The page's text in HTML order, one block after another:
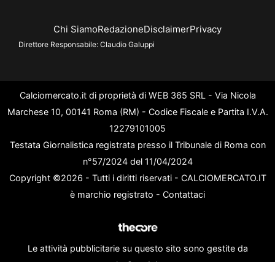
Chi SiamoRedazioneDisclaimerPrivacy
Direttore Responsabile: Claudio Galuppi
Calciomercato.it di proprietà di WEB 365 SRL - Via Nicola
Marchese 10, 00141 Roma (RM) - Codice Fiscale e Partita I.V.A.
12279101005
Testata Giornalistica registrata presso il Tribunale di Roma con
n°57/2024 del 11/04/2024
Copyright ©2026 - Tutti i diritti riservati - CALCIOMERCATO.IT
è marchio registrato - Contattaci
Le attività pubblicitarie su questo sito sono gestite da